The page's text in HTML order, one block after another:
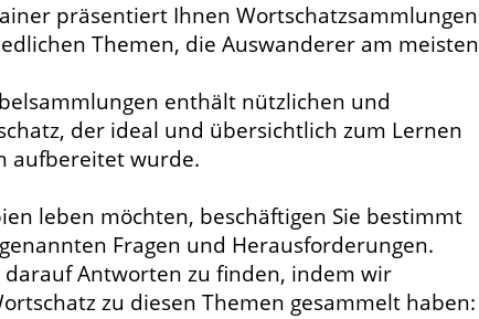
präsentiert Ihnen Wortschatzsammlungen
Themen, die Auswanderer am meisten
enthält nützlichen und
der ideal und übersichtlich zum Lernen
aufbereitet wurde.
leben möchten, beschäftigen Sie bestimmt
Fragen und Herausforderungen.
Antworten zu finden, indem wir
zu diesen Themen gesammelt haben: